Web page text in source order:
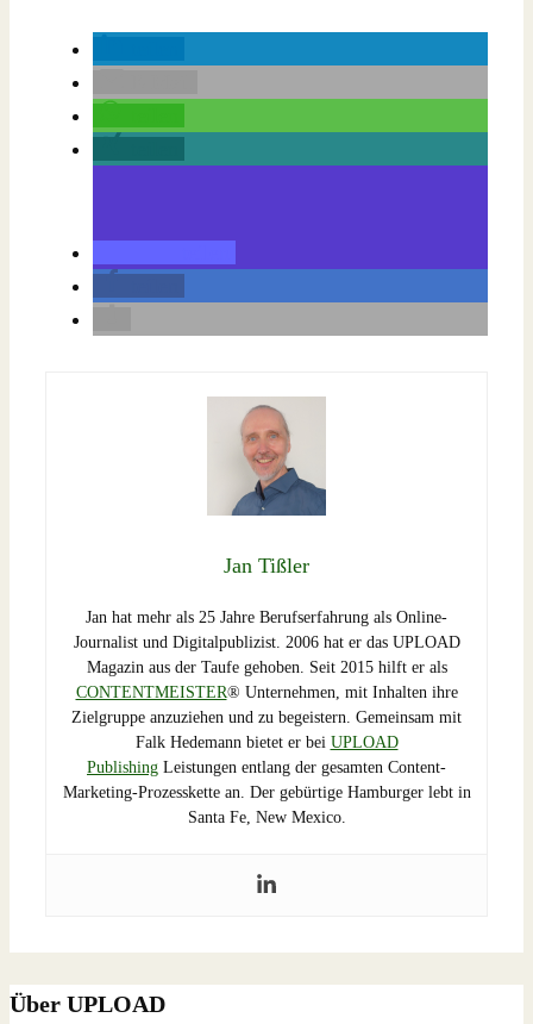
Jan Tißler
Jan hat mehr als 25 Jahre Berufserfahrung als Online-
Journalist und Digitalpublizist. 2006 hat er das UPLOAD
Magazin aus der Taufe gehoben. Seit 2015 hilft er als
CONTENTMEISTER® Unternehmen, mit Inhalten ihre
Zielgruppe anzuziehen und zu begeistern. Gemeinsam mit
Falk Hedemann bietet er bei UPLOAD
Publishing Leistungen entlang der gesamten Content-
Marketing-Prozesskette an. Der gebürtige Hamburger lebt in
Santa Fe, New Mexico.
Über UPLOAD